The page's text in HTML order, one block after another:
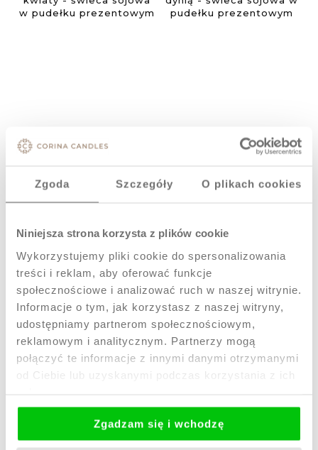
Zgoda Szczegóły O plikach cookies
Niniejsza strona korzysta z plików cookie
Wykorzystujemy pliki cookie do spersonalizowania
treści i reklam, aby oferować funkcje
społecznościowe i analizować ruch w naszej witrynie.
Informacje o tym, jak korzystasz z naszej witryny,
udostępniamy partnerom społecznościowym,
reklamowym i analitycznym. Partnerzy mogą
połączyć te informacje z innymi danymi otrzymanymi
od Ciebie lub uzyskanymi podczas korzystania z ich
Zgadzam się i wchodzę
dekoracja kwiaty -
prezentowym
109,00 zł
Jesienna
dekoracja z dynią -
prezentowym
109,00 zł
- świeca
dekoracyjna w
sojowa popiersie
kobiety w stylu